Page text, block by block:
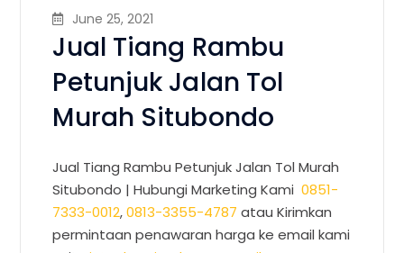
June 25, 2021
Jual Tiang Rambu
Petunjuk Jalan Tol
Murah Situbondo
Jual Tiang Rambu Petunjuk Jalan Tol Murah
Situbondo |Hubungi Marketing Kami0851-
7333-0012,0813-3355-4787 atau Kirimkan
permintaan penawaran harga ke email kami